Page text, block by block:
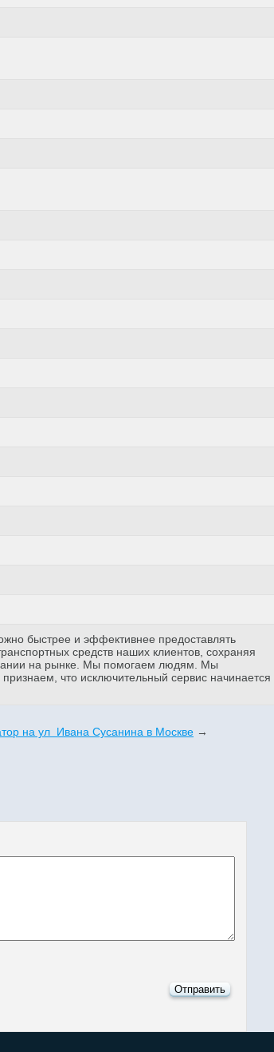
быстрее и эффективнее предоставлять
средств наших клиентов, сохраняя
на рынке. Мы помогаем людям. Мы
что исключительный сервис начинается
на ул Ивана Сусанина в Москве →